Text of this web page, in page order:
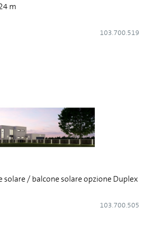
m
103.700.519
solare / balcone solare opzione Duplex
103.700.505